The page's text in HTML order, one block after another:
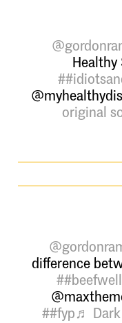
original
difference
##fyp♬ Dark